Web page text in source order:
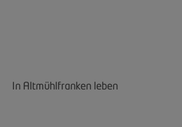
In Altmühlfranken leben